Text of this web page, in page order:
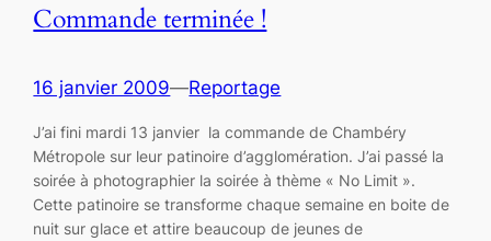
Commande terminée !
16 janvier 2009—Reportage
J’ai fini mardi 13 janvier la commande de Chambéry
Métropole sur leur patinoire d’agglomération. J’ai passé la
soirée à photographier la soirée à thème « No Limit ».
Cette patinoire se transforme chaque semaine en boite de
nuit sur glace et attire beaucoup de jeunes de